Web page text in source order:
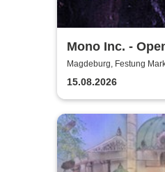
Mono Inc. -
Magdeburg, Festung
15.08.2026